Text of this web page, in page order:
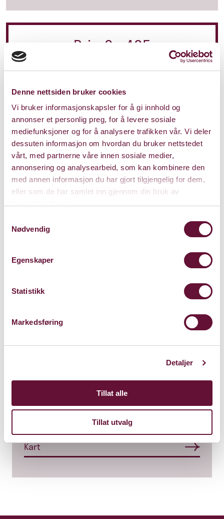
Denne nettsiden bruker cookies
Vi bruker informasjonskapsler for å gi innhold og
annonser et personlig preg, for å levere sosiale
mediefunksjoner og for å analysere trafikken vår. Vi deler
dessuten informasjon om hvordan du bruker nettstedet
vårt, med partnerne våre innen sosiale medier,
annonsering og analysearbeid, som kan kombinere den
med annen informasjon du har gjort tilgjengelig for dem,
eller som de har samlet inn gjennom din bruk av
Nødvendig
Egenskaper
Statistikk
Markedsføring
Detaljer
Tillat alle
Tillat utvalg
Pris: 0 - 405
Varighet: 2 timer m/pause
Søndag 12. januar 2025
Kl. 18:00 Forestillingen er spilt
Claude Monets allé 27
Kart